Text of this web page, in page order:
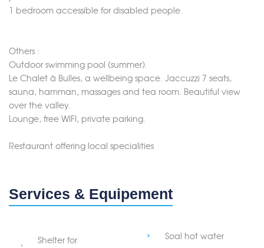
1 bedroom accessible for disabled people.
Others :
Outdoor swimming pool (summer).
Le Chalet à Bulles, a wellbeing space. Jaccuzzi 7 seats,
sauna, hamman, massages and tea room. Beautiful view
over the valley.
Lounge, free WIFI, private parking.
Restaurant offering local specialities
Services & Equipement
Shelter for
Soal hot water